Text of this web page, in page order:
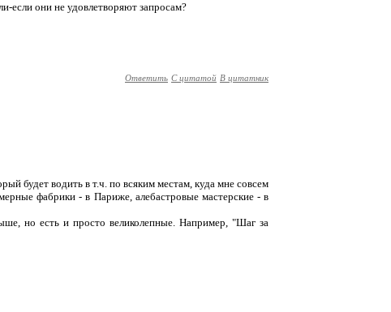
если они не удовлетворяют запросам?
Ответить С цитатой В цитатник
будет водить в т.ч. по всяким местам, куда мне совсем
фабрики - в Париже, алебастровые мастерские - в
но есть и просто великолепные. Например, "Шаг за